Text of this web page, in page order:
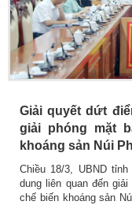
Giải quyết dứt
giải phóng mặt
khoáng sản Núi
Chiều 18/3, UBND
dung liên quan đến
chế biến khoáng sản